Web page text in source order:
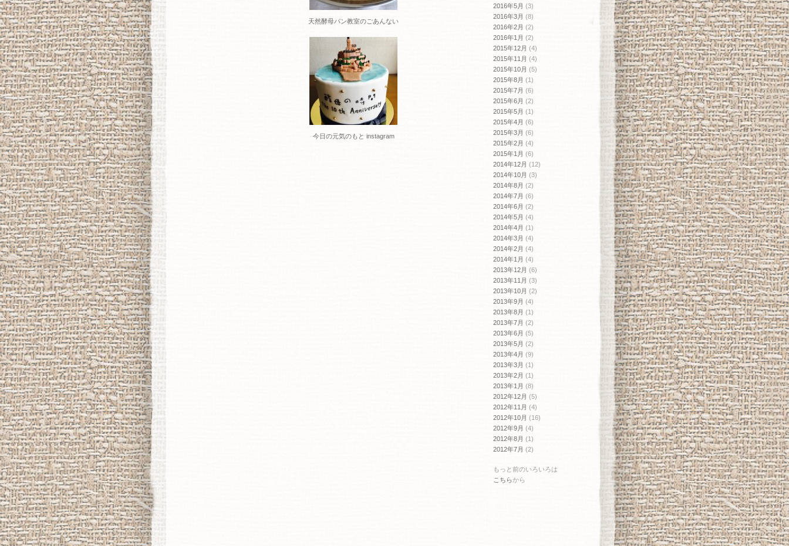
天然酵母パン教室のごあんない
今日の元気のもと instagram
2016年5月 (3)
2016年3月 (8)
2016年2月 (2)
2016年1月 (2)
2015年12月 (4)
2015年11月 (4)
2015年10月 (5)
2015年8月 (1)
2015年7月 (6)
2015年6月 (2)
2015年5月 (1)
2015年4月 (6)
2015年3月 (6)
2015年2月 (4)
2015年1月 (6)
2014年12月 (12)
2014年10月 (3)
2014年8月 (2)
2014年7月 (6)
2014年6月 (2)
2014年5月 (4)
2014年4月 (1)
2014年3月 (4)
2014年2月 (4)
2014年1月 (4)
2013年12月 (6)
2013年11月 (3)
2013年10月 (2)
2013年9月 (4)
2013年8月 (1)
2013年7月 (2)
2013年6月 (5)
2013年5月 (2)
2013年4月 (9)
2013年3月 (1)
2013年2月 (1)
2013年1月 (8)
2012年12月 (5)
2012年11月 (4)
2012年10月 (16)
2012年9月 (4)
2012年8月 (1)
2012年7月 (2)
もっと前のいろいろは
こちらから